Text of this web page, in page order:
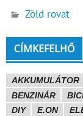
Zöld rovat
CÍMKEFELHŐ
AKKUMULÁTOR
BENZINÁR
DIY
E.ON